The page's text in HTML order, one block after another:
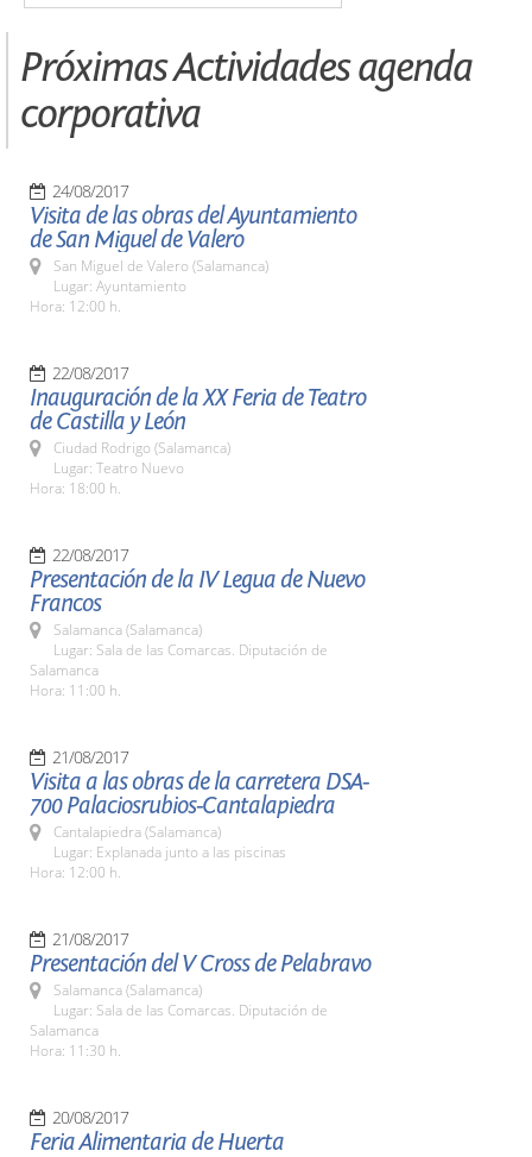
Próximas Actividades agenda
corporativa
24/08/2017
Visita de las obras del Ayuntamiento
de San Miguel de Valero
San Miguel de Valero (Salamanca)
Lugar: Ayuntamiento
Hora: 12:00 h.
22/08/2017
Inauguración de la XX Feria de Teatro
de Castilla y León
Ciudad Rodrigo (Salamanca)
Lugar: Teatro Nuevo
Hora: 18:00 h.
22/08/2017
Presentación de la IV Legua de Nuevo
Francos
Salamanca (Salamanca)
Lugar: Sala de las Comarcas. Diputación de
Salamanca
Hora: 11:00 h.
21/08/2017
Visita a las obras de la carretera DSA-
700 Palaciosrubios-Cantalapiedra
Cantalapiedra (Salamanca)
Lugar: Explanada junto a las piscinas
Hora: 12:00 h.
21/08/2017
Presentación del V Cross de Pelabravo
Salamanca (Salamanca)
Lugar: Sala de las Comarcas. Diputación de
Salamanca
Hora: 11:30 h.
20/08/2017
Feria Alimentaria de Huerta